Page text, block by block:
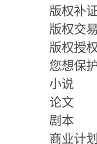
版权补
版权交
版权授
您想保
小说
论文
剧本
商业计